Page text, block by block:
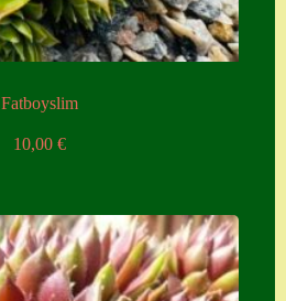
Fatboyslim
10,00 €